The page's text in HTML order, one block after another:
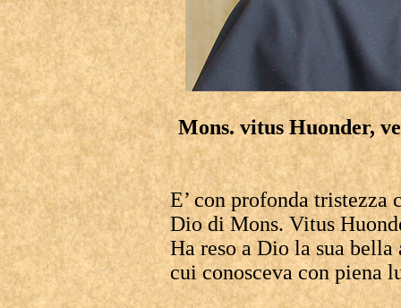
Mons. vitus Huonder,
E’ con profonda tristezza
Dio di Mons. Vitus
Ha reso a Dio la sua
cui conosceva con piena